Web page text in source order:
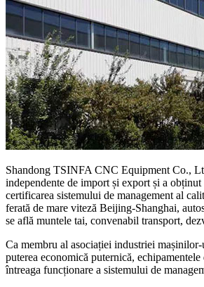
Shandong TSINFA CNC Equipment Co.,
independente de import și export și a
certificarea sistemului de management al
ferată de mare viteză Beijing-Shanghai,
se află muntele tai, convenabil transport,
Ca membru al asociației industriei
puterea economică puternică,
întreaga funcționare a sistemului de